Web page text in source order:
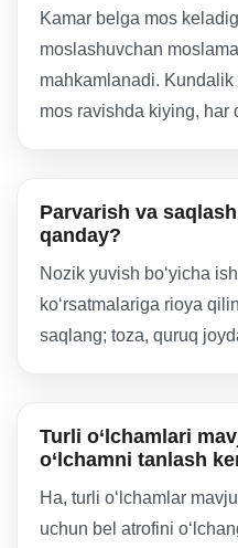
Kamar belga mos
moslashuvchan
mahkamlanadi.
mos ravishda kiying, har
Parvarish va
qanday?
Nozik yuvish bo‘yicha
ko‘rsatmalariga rioya
saqlang; toza, quruq
Turli o‘lchamlari
o‘lchamni tanlash
Ha, turli o‘lchamlar
uchun bel atrofini